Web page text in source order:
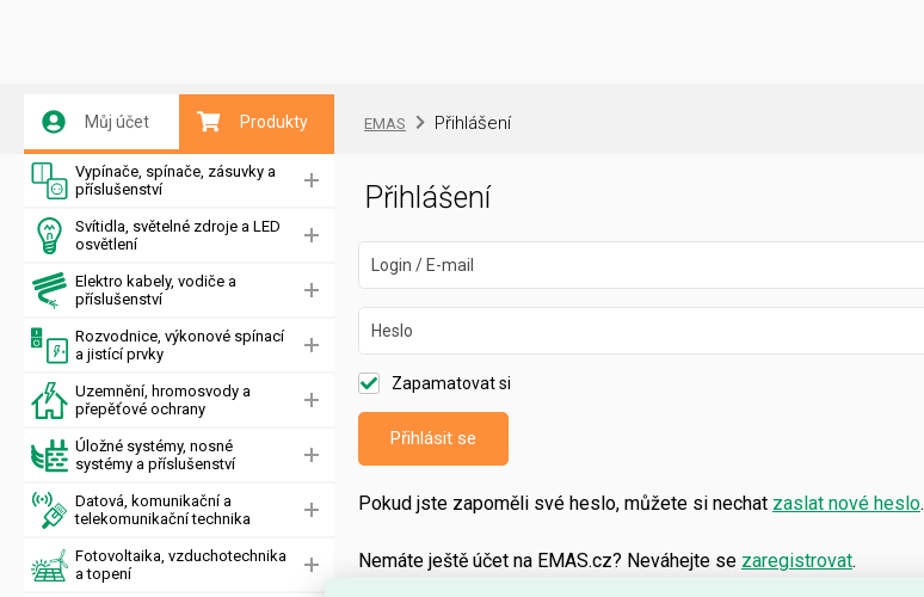
Můj účet Produkty
Vypínače, spínače, zásuvky a
příslušenství
Svítidla, světelné zdroje a LED
osvětlení
Elektro kabely, vodiče a
příslušenství
Rozvodnice, výkonové spínací
a jistící prvky
Uzemnění, hromosvody a
přepěťové ochrany
Úložné systémy, nosné
systémy a příslušenství
Datová, komunikační a
telekomunikační technika
Fotovoltaika, vzduchotechnika
a topení
EMAS Přihlášení
Přihlášení
Login / E-mail
Heslo
Zapamatovat si
Přihlásit se
Pokud jste zapoměli své heslo, můžete si nechat zaslat nové heslo.
Nemáte ještě účet na EMAS.cz? Neváhejte se zaregistrovat.